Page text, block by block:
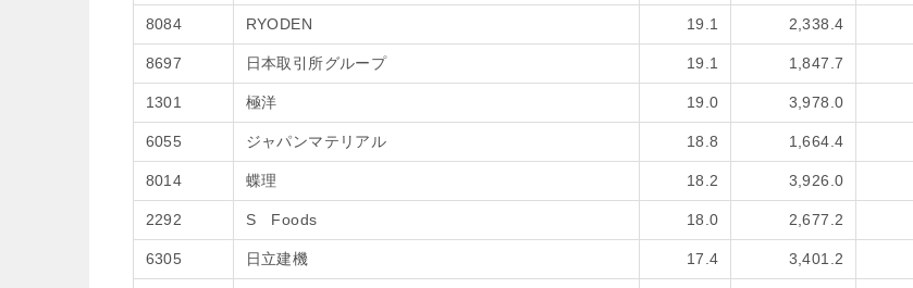
8084 RYODEN 19.1 2,338.4
8697 日本取引所グループ 19.1 1,847.7
1301 極洋 19.0 3,978.0
6055 ジャパンマテリアル 18.8 1,664.4
8014 蝶理 18.2 3,926.0
2292 S Foods 18.0 2,677.2
6305 日立建機 17.4 3,401.2